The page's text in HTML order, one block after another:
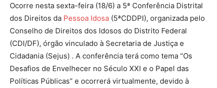
Ocorre nesta sexta-feira (18/6) a 5ª Conferência Distrital
dos Direitos da Pessoa Idosa (5ªCDDPI), organizada pelo
Conselho de Direitos dos Idosos do Distrito Federal
(CDI/DF), órgão vinculado à Secretaria de Justiça e
Cidadania (Sejus) . A conferência terá como tema “Os
Desafios de Envelhecer no Século XXI e o Papel das
Políticas Públicas” e ocorrerá virtualmente, devido à